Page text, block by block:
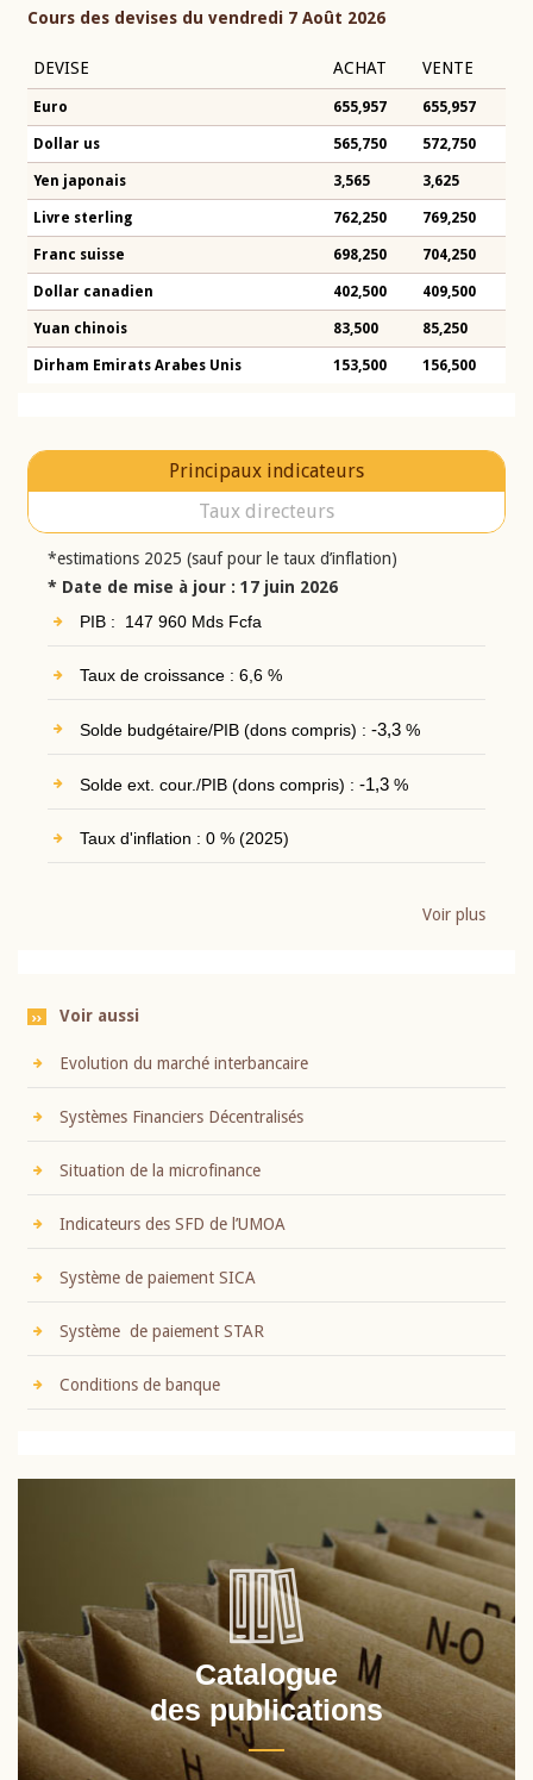
Cours des devises du vendredi 7 Août 2026
DEVISE ACHAT VENTE
Euro 655,957 655,957
Dollar us 565,750 572,750
Yen japonais 3,565 3,625
Livre sterling 762,250 769,250
Franc suisse 698,250 704,250
Dollar canadien 402,500 409,500
Yuan chinois 83,500 85,250
Dirham Emirats Arabes Unis 153,500 156,500
Principaux indicateurs
Taux directeurs
*estimations 2025 (sauf pour le taux d’inflation)
* Date de mise à jour : 17 juin 2026
PIB : 147 960 Mds Fcfa
Taux de croissance : 6,6 %
Solde budgétaire/PIB (dons compris) : -3,3%
Solde ext. cour./PIB (dons compris) : -1,3%
Taux d'inflation : 0 % (2025)
Voir plus
Voir aussi
Evolution du marché interbancaire
Systèmes Financiers Décentralisés
Situation de la microfinance
Indicateurs des SFD de l’UMOA
Système de paiement SICA
Système de paiement STAR
Conditions de banque
Catalogue
des publications